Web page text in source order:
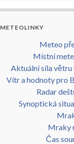
METEOLINKY
Meteo
Místní
Aktuální síla
Vítr a hodnoty pro
Radar
Synoptická
Mraky
Čas